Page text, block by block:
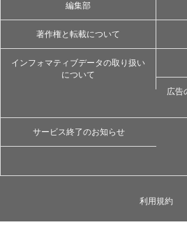
編集部
著作権と転載について
インフォマティブデータの取り扱い
について
広告
サービス終了のお知らせ
利用規約